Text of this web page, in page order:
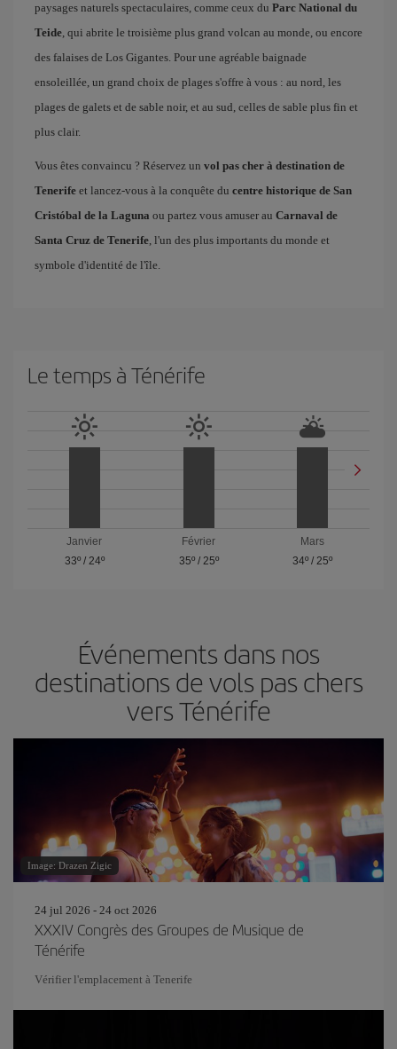
paysages naturels spectaculaires, comme ceux du Parc National du
Teide, qui abrite le troisième plus grand volcan au monde, ou encore
des falaises de Los Gigantes. Pour une agréable baignade
ensoleillée, un grand choix de plages s'offre à vous : au nord, les
plages de galets et de sable noir, et au sud, celles de sable plus fin et
plus clair.
Vous êtes convaincu ? Réservez un vol pas cher à destination de
Tenerife et lancez-vous à la conquête du centre historique de San
Cristóbal de la Laguna ou partez vous amuser au Carnaval de
Santa Cruz de Tenerife, l'un des plus importants du monde et
symbole d'identité de l'île.
Le temps à Ténérife
Janvier
33º/ 24º
Février
35º/ 25º
Mars
34º /25º
Événements dans nos
destinations de vols pas chers
vers Ténérife
Image: Drazen Zigic
24 jul 2026 - 24 oct 2026
XXXIV Congrès des Groupes de Musique de
Ténérife
Vérifier l'emplacement à Tenerife